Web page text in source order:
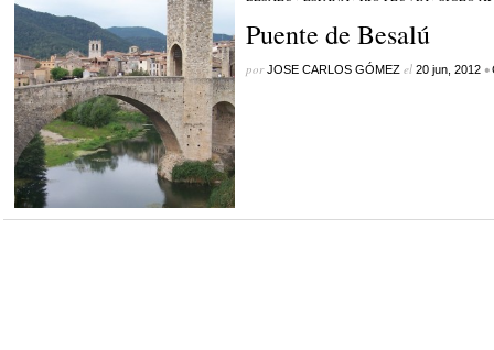
Puente de Besalú
porJOSE CARLOS GÓMEZel 20 jun, 2012 •